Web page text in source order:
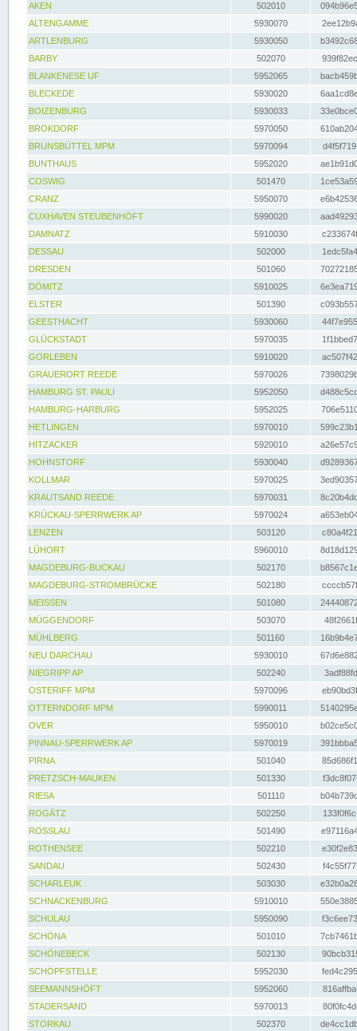
AKEN
502010
ALTENGAMME
5930070
ARTLENBURG
5930050
BARBY
502070
BLANKENESE UF
5952065
BLECKEDE
5930020
BOIZENBURG
5930033
BROKDORF
5970050
BRUNSBÜTTEL MPM
5970094
BUNTHAUS
5952020
COSWIG
501470
CRANZ
5950070
CUXHAVEN STEUBENHÖFT
5990020
DAMNATZ
5910030
DESSAU
502000
DRESDEN
501060
DÖMITZ
5910025
ELSTER
501390
GEESTHACHT
5930060
GLÜCKSTADT
5970035
GORLEBEN
5910020
GRAUERORT REEDE
5970026
HAMBURG ST. PAULI
5952050
HAMBURG-HARBURG
5952025
HETLINGEN
5970010
HITZACKER
5920010
HOHNSTORF
5930040
KOLLMAR
5970025
KRAUTSAND REEDE
5970031
KRÜCKAU-SPERRWERK AP
5970024
LENZEN
503120
LÜHORT
5960010
MAGDEBURG-BUCKAU
502170
MAGDEBURG-STROMBRÜCKE
502180
MEISSEN
501080
MÜGGENDORF
503070
MÜHLBERG
501160
NEU DARCHAU
5930010
NIEGRIPP AP
502240
OSTERIFF MPM
5970096
OTTERNDORF MPM
5990011
OVER
5950010
PINNAU-SPERRWERK AP
5970019
PIRNA
501040
PRETZSCH-MAUKEN
501330
RIESA
501110
ROGÄTZ
502250
ROSSLAU
501490
ROTHENSEE
502210
SANDAU
502430
SCHARLEUK
503030
SCHNACKENBURG
5910010
SCHULAU
5950090
SCHÖNA
501010
SCHÖNEBECK
502130
SCHÖPFSTELLE
5952030
SEEMANNSHÖFT
5952060
STADERSAND
5970013
STORKAU
502370